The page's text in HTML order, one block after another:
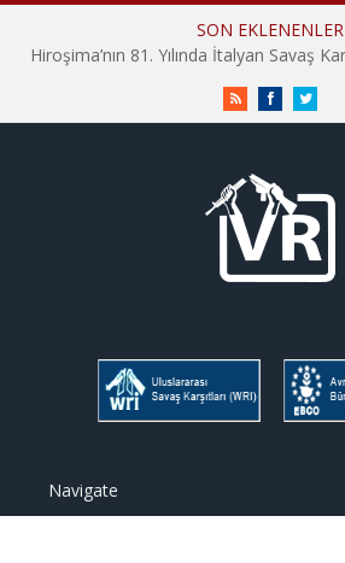
SON EKLENENLER
RSS FacebookTwitter
Navigate